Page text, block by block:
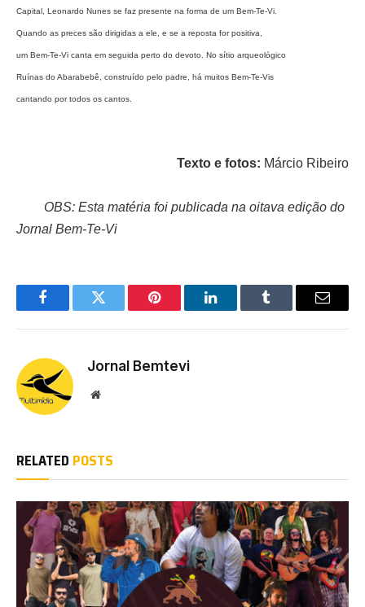
Capital, Leonardo Nunes se faz presente na forma de um Bem-Te-Vi.
Quando as preces são dirigidas a ele, e se a reposta for positiva,
um Bem-Te-Vi canta em seguida perto do devoto. No sítio arqueológico
Ruínas do Abarabebê, construído pelo padre, há muitos Bem-Te-Vis
cantando por todos os cantos.
Texto e fotos: Márcio Ribeiro
OBS: Esta matéria foi publicada na oitava edição do
Jornal Bem-Te-Vi
FacebookTwitter Pinterest LinkedInTumblr Email
Jornal Bemtevi
Website
RELATED POSTS